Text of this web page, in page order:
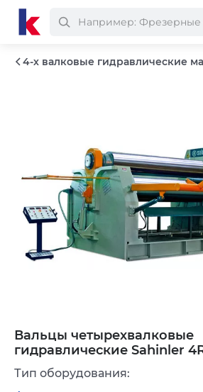
4-х валковые гидравлические
Вальцы четырехвалковые
гидравлические Sahinler
Тип оборудования: